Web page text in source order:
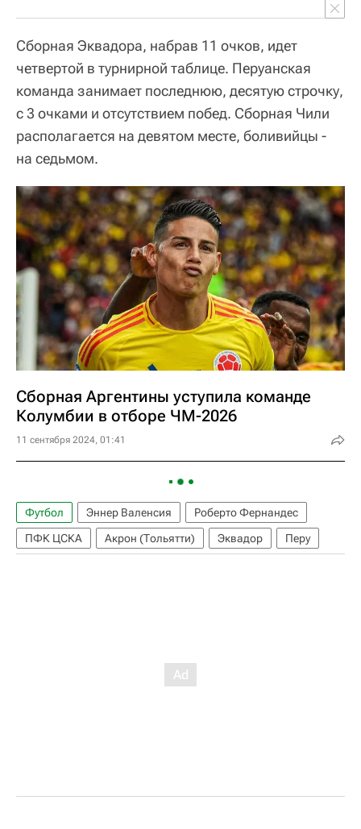
Сборная Эквадора, набрав 11 очков, идет
четвертой в турнирной таблице. Перуанская
команда занимает последнюю, десятую строчку,
с 3 очками и отсутствием побед. Сборная Чили
располагается на девятом месте, боливийцы -
на седьмом.
Сборная Аргентины уступила команде
Колумбии в отборе ЧМ-2026
11 сентября 2024, 01:41
Футбол Эннер Валенсия
Роберто Фернандес
ПФК ЦСКА
Акрон (Тольятти) Эквадор Перу